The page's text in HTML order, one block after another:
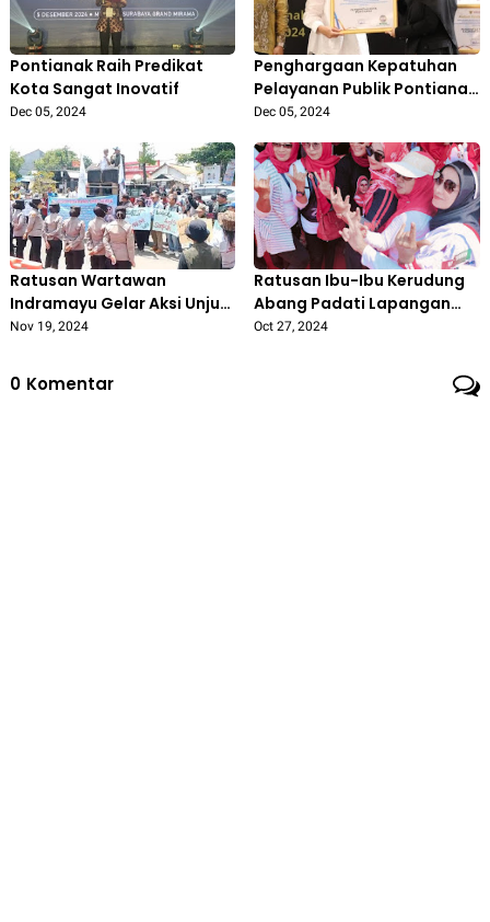
Pontianak Raih Predikat
Kota Sangat Inovatif
Dec 05, 2024
Penghargaan Kepatuhan
Pelayanan Publik Pontianak
Tertinggi ke-27 se-
Dec 05, 2024
Ratusan Wartawan
Indramayu Gelar Aksi Unjuk
Rasa dan Boikot
Nov 19, 2024
Ratusan Ibu-Ibu Kerudung
Abang Padati Lapangan
Janggleng 'Nina Lanjutkan
Oct 27, 2024
0 Komentar